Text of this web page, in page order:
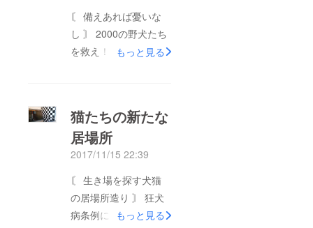
ろう・・。 人の為に
生き、人の為に使わ
れ、人の為に棄てられ
た命がある。 人の心
タロウは痛いほど知っ
た。 2000の野犬たち
を救え！プロジェクト
スペースを間切りにし
て、タロウを迎え入れ
た。 山口の野犬と佐
〘 備えあれば憂いな
し 〙 2000の野犬たち
を救え！プロジェクト
住にさせるべく改築さ
せました。 猫舎は、
殺風景のなので造花と
カーテンを飾り立て床
は新品のゴムマットを
敷き詰めました。
もっと見る
猫たちの新たな
居場所
2017/11/15 22:39
〘 生き場を探す犬猫
の居場所造り 〙 狂犬
病条例により〔野良犬
もっと見る